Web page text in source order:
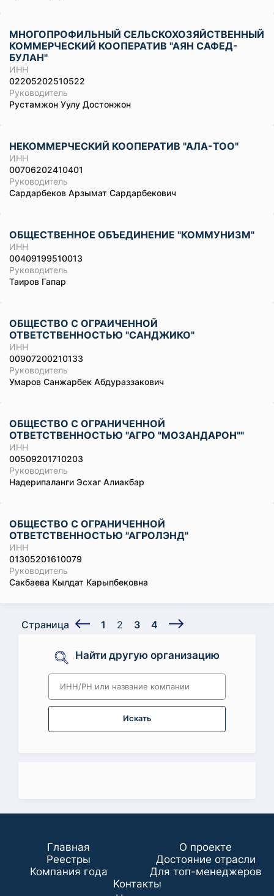
МНОГОПРОФИЛЬНЫЙ СЕЛЬСКОХОЗЯЙСТВЕННЫЙ
КОММЕРЧЕСКИЙ КООПЕРАТИВ "АЯН САФЕД-
БУЛАН"
ИНН
02205202510522
Руководитель
Рустамжон Уулу Достонжон
НЕКОММЕРЧЕСКИЙ КООПЕРАТИВ "АЛА-ТОО"
ИНН
00706202410401
Руководитель
Сардарбеков Арзымат Сардарбекович
ОБЩЕСТВЕННОЕ ОБЪЕДИНЕНИЕ "КОММУНИЗМ"
ИНН
00409199510013
Руководитель
Таиров Гапар
ОБЩЕСТВО С ОГРАИЧЕННОЙ
ОТВЕТСТВЕННОСТЬЮ "САНДЖИКО"
ИНН
00907200210133
Руководитель
Умаров Санжарбек Абдураззакович
ОБЩЕСТВО С ОГРАНИЧЕННОЙ
ОТВЕТСТВЕННОСТЬЮ "АГРО "МОЗАНДАРОН""
ИНН
00509201710203
Руководитель
Надерипаланги Эсхаг Алиакбар
ОБЩЕСТВО С ОГРАНИЧЕННОЙ
ОТВЕТСТВЕННОСТЬЮ "АГРОЛЭНД"
ИНН
01305201610079
Руководитель
Сакбаева Кылдат Карыпбековна
Страница 1 2 3 4
Найти другую организацию
Искать
Главная
О проекте
Реестры
Достояние отрасли
Компания года
Для топ-менеджеров
Koнтaкты